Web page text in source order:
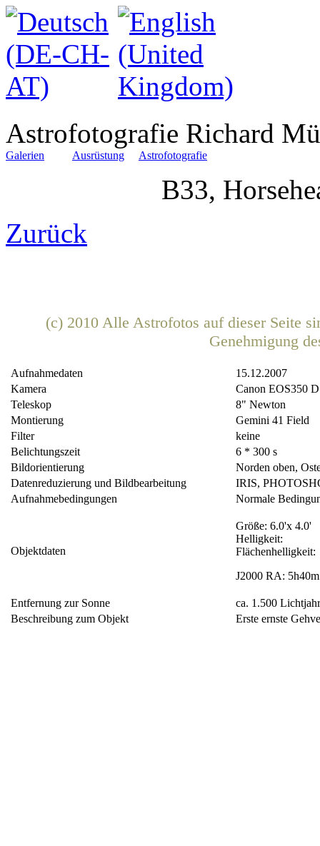
Astrofotografie Richard
Galerien Ausrüstung Astrofotografie
B33,
Zurück
(c) 2010 Alle Astrofotos auf dieser Seite
Genehmigung
Aufnahmedaten
15.12.2007
Kamera
Canon EOS350 D
Teleskop
8" Newton
Montierung
Gemini 41 Field
Filter
keine
Belichtungszeit
6 * 300 s
Bildorientierung
Norden oben,
Datenreduzierung und Bildbearbeitung
IRIS,
Aufnahmebedingungen
Normale
Objektdaten
Größe: 6.0'x 4.0'
Helligkeit:
Flächenhelligkeit:
J2000 RA:
Entfernung zur Sonne
ca. 1.500
Beschreibung zum Objekt
Erste ernste